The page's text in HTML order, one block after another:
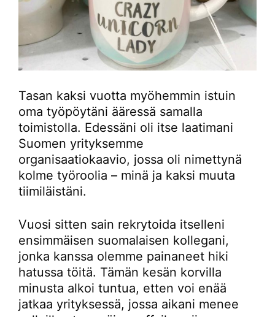
Tasan kaksi vuotta myöhemmin istuin
oma työpöytäni ääressä samalla
toimistolla. Edessäni oli itse laatimani
Suomen yrityksemme
organisaatiokaavio, jossa oli nimettynä
kolme työroolia – minä ja kaksi muuta
tiimiläistäni.
Vuosi sitten sain rekrytoida itselleni
ensimmäisen suomalaisen kollegani,
jonka kanssa olemme painaneet hiki
hatussa töitä. Tämän kesän korvilla
minusta alkoi tuntua, etten voi enää
jatkaa yrityksessä, jossa aikani menee